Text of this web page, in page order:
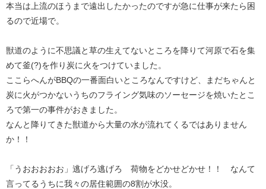
本当は上流のほうまで遠出したかったのですが急に仕事が来たら困
るので近場で。
獣道のように不思議と草の生えてないところを降りて河原で石を集
めて釜(?)を作り炭に火をつけていました。
ここらへんがBBQの一番面白いところなんですけど、まだちゃんと
炭に火がつかないうちのフライング気味のソーセージを焼いたとこ
ろで第一の事件がおきました。
なんと降りてきた獣道から大量の水が流れてくるではありません
か！！
「うおおおおお」逃げろ逃げろ 荷物をどかせどかせ！！ なんて
言ってるうちに我々の居住範囲の8割が水没。